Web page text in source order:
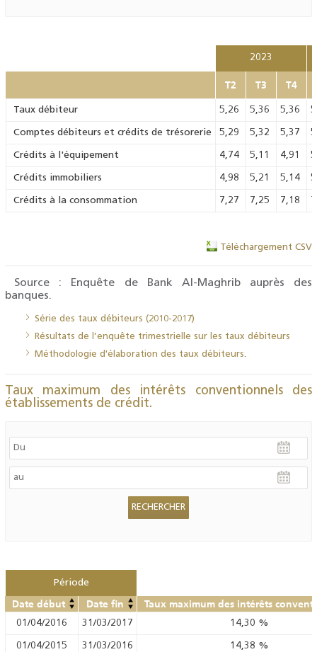
2023
T2 T3 T4
Taux débiteur 5,26 5,36 5,36
Comptes débiteurs et crédits de trésorerie 5,29 5,32 5,37
Crédits à l'équipement 4,74 5,11 4,91
Crédits immobiliers 4,98 5,21 5,14
Crédits à la consommation 7,27 7,25 7,18
Téléchargement CSV
Source : Enquête de Bank Al-Maghrib auprès des
banques.
Série des taux débiteurs (2010-2017)
Résultats de l’enquête trimestrielle sur les taux débiteurs
Méthodologie d'élaboration des taux débiteurs.
Taux maximum des intérêts conventionnels des
établissements de crédit.
Période
Date début Date fin Taux maximum des intérêts
01/04/2016 31/03/2017 14,30 %
01/04/2015 31/03/2016 14,38 %